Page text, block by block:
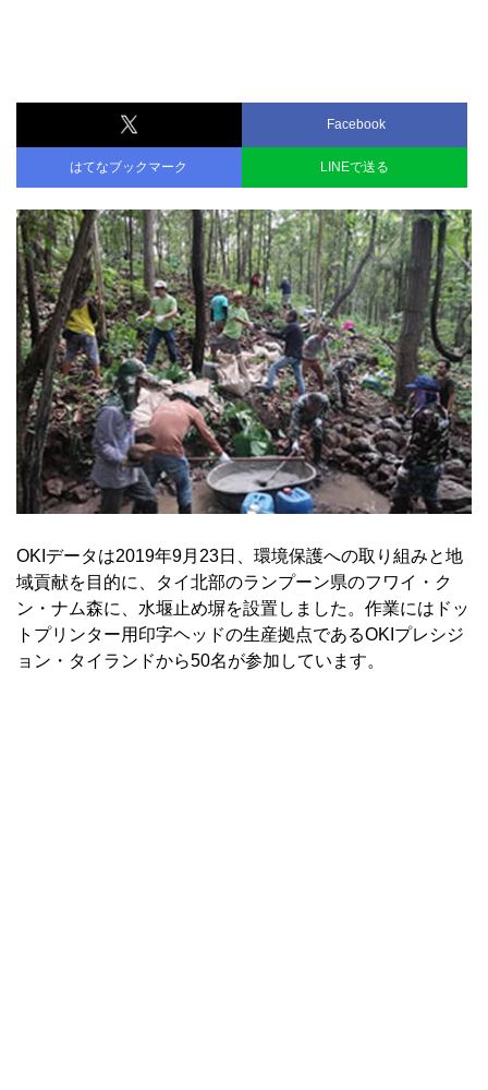
Facebook
はてなブックマーク LINEで送る
OKIデータは2019年9月23日、環境保護への取り組みと地
域貢献を目的に、タイ北部のランプーン県のフワイ・ク
ン・ナム森に、水堰止め塀を設置しました。作業にはドッ
トプリンター用印字ヘッドの生産拠点であるOKIプレシジ
ョン・タイランドから50名が参加しています。